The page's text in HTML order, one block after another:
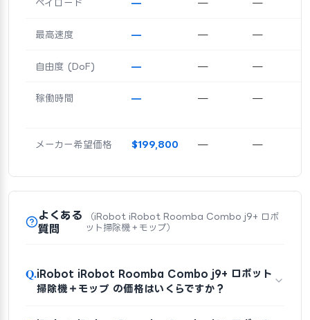
ペイロード — — —
最高速度 — — —
自由度 (DoF) — — —
稼働時間 — — —
メーカー希望価格 $199,800 — —
よくある
質問
（iRobot iRobot Roomba Combo j9+ ロボ
ット掃除機＋モップ）
Q.iRobot iRobot Roomba Combo j9+ ロボット
掃除機＋モップ の価格はいくらですか？